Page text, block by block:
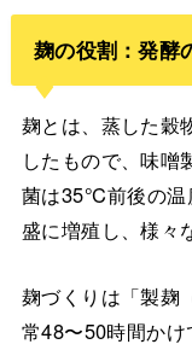
麹の役割：発酵
麹とは、蒸した穀
したもので、味噌
菌は35℃前後の温
盛に増殖し、様々
麹づくりは「製麹
常48〜50時間か